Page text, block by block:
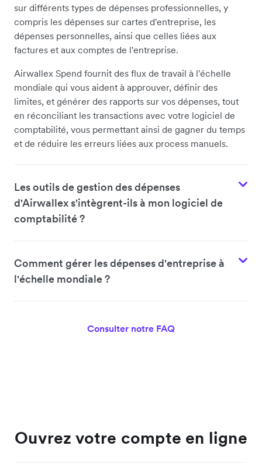
sur différents types de dépenses professionnelles, y
compris les dépenses sur cartes d'entreprise, les
dépenses personnelles, ainsi que celles liées aux
factures et aux comptes de l'entreprise.
Airwallex Spend fournit des flux de travail à l'échelle
mondiale qui vous aident à approuver, définir des
limites, et générer des rapports sur vos dépenses, tout
en réconciliant les transactions avec votre logiciel de
comptabilité, vous permettant ainsi de gagner du temps
et de réduire les erreurs liées aux process manuels.
Les outils de gestion des dépenses
d'Airwallex s'intègrent-ils à mon logiciel de
comptabilité ?
Comment gérer les dépenses d'entreprise à
l'échelle mondiale ?
Consulter notre FAQ
Ouvrez votre compte en ligne